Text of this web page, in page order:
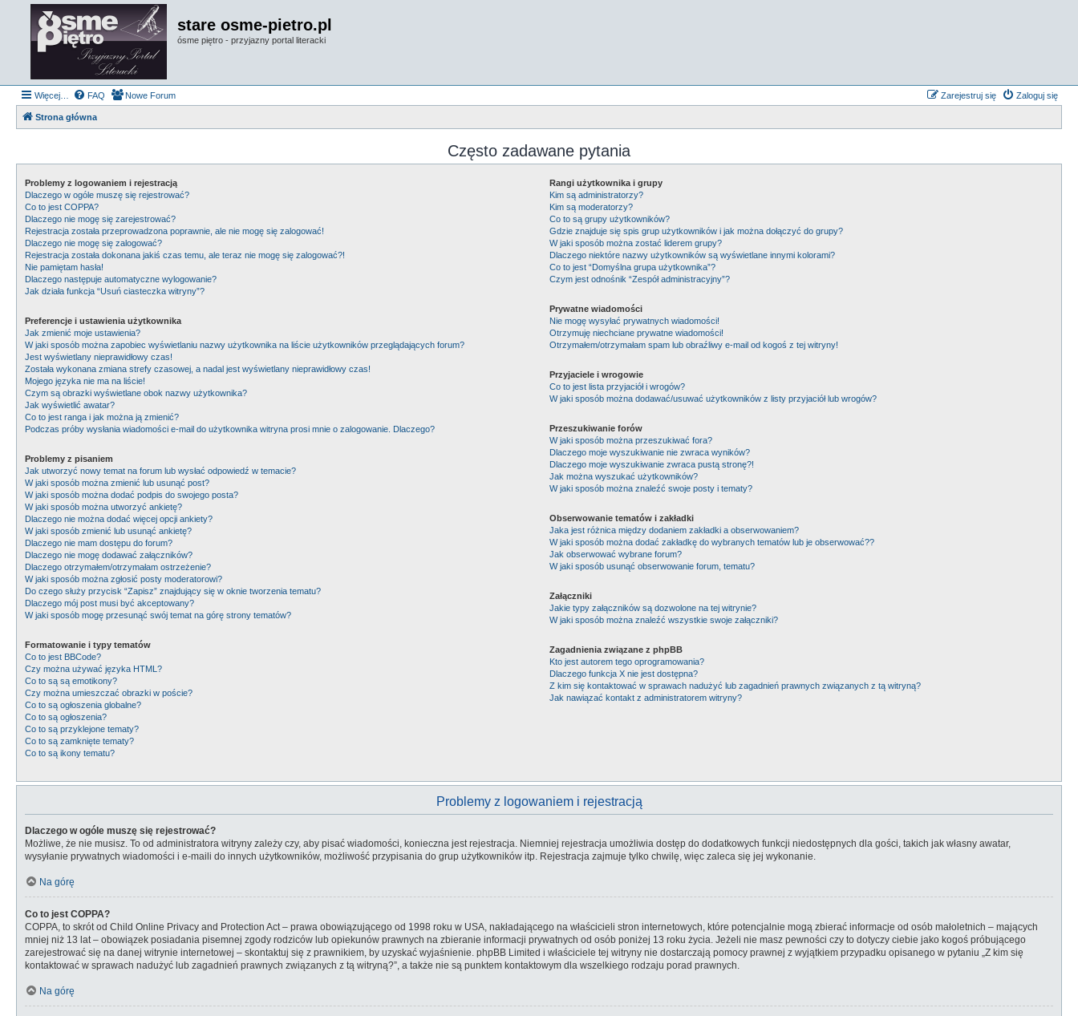
stare osme-pietro.pl
ósme piętro - przyjazny portal literacki
Więcej… FAQ Zaloguj się
Zarejestruj się
Nowe Forum
Strona główna
Często zadawane pytania
Problemy z logowaniem i rejestracją
Dlaczego w ogóle muszę się rejestrować?
Co to jest COPPA?
Dlaczego nie mogę się zarejestrować?
Rejestracja została przeprowadzona poprawnie, ale nie mogę się zalogować!
Dlaczego nie mogę się zalogować?
Rejestracja została dokonana jakiś czas temu, ale teraz nie mogę się zalogować?!
Nie pamiętam hasła!
Dlaczego następuje automatyczne wylogowanie?
Jak działa funkcja “Usuń ciasteczka witryny”?
Preferencje i ustawienia użytkownika
Jak zmienić moje ustawienia?
W jaki sposób można zapobiec wyświetlaniu nazwy użytkownika na liście użytkowników przeglądających forum?
Jest wyświetlany nieprawidłowy czas!
Została wykonana zmiana strefy czasowej, a nadal jest wyświetlany nieprawidłowy czas!
Mojego języka nie ma na liście!
Czym są obrazki wyświetlane obok nazwy użytkownika?
Jak wyświetlić awatar?
Co to jest ranga i jak można ją zmienić?
Podczas próby wysłania wiadomości e-mail do użytkownika witryna prosi mnie o zalogowanie. Dlaczego?
Problemy z pisaniem
Jak utworzyć nowy temat na forum lub wysłać odpowiedź w temacie?
W jaki sposób można zmienić lub usunąć post?
W jaki sposób można dodać podpis do swojego posta?
W jaki sposób można utworzyć ankietę?
Dlaczego nie można dodać więcej opcji ankiety?
W jaki sposób zmienić lub usunąć ankietę?
Dlaczego nie mam dostępu do forum?
Dlaczego nie mogę dodawać załączników?
Dlaczego otrzymałem/otrzymałam ostrzeżenie?
W jaki sposób można zgłosić posty moderatorowi?
Do czego służy przycisk “Zapisz” znajdujący się w oknie tworzenia tematu?
Dlaczego mój post musi być akceptowany?
W jaki sposób mogę przesunąć swój temat na górę strony tematów?
Formatowanie i typy tematów
Co to jest BBCode?
Czy można używać języka HTML?
Co to są są emotikony?
Czy można umieszczać obrazki w poście?
Co to są ogłoszenia globalne?
Co to są ogłoszenia?
Co to są przyklejone tematy?
Co to są zamknięte tematy?
Co to są ikony tematu?
Rangi użytkownika i grupy
Kim są administratorzy?
Kim są moderatorzy?
Co to są grupy użytkowników?
Gdzie znajduje się spis grup użytkowników i jak można dołączyć do grupy?
W jaki sposób można zostać liderem grupy?
Dlaczego niektóre nazwy użytkowników są wyświetlane innymi kolorami?
Co to jest “Domyślna grupa użytkownika”?
Czym jest odnośnik “Zespół administracyjny”?
Prywatne wiadomości
Nie mogę wysyłać prywatnych wiadomości!
Otrzymuję niechciane prywatne wiadomości!
Otrzymałem/otrzymałam spam lub obraźliwy e-mail od kogoś z tej witryny!
Przyjaciele i wrogowie
Co to jest lista przyjaciół i wrogów?
W jaki sposób można dodawać/usuwać użytkowników z listy przyjaciół lub wrogów?
Przeszukiwanie forów
W jaki sposób można przeszukiwać fora?
Dlaczego moje wyszukiwanie nie zwraca wyników?
Dlaczego moje wyszukiwanie zwraca pustą stronę?!
Jak można wyszukać użytkowników?
W jaki sposób można znaleźć swoje posty i tematy?
Obserwowanie tematów i zakładki
Jaka jest różnica między dodaniem zakładki a obserwowaniem?
W jaki sposób można dodać zakładkę do wybranych tematów lub je obserwować??
Jak obserwować wybrane forum?
W jaki sposób usunąć obserwowanie forum, tematu?
Załączniki
Jakie typy załączników są dozwolone na tej witrynie?
W jaki sposób można znaleźć wszystkie swoje załączniki?
Zagadnienia związane z phpBB
Kto jest autorem tego oprogramowania?
Dlaczego funkcja X nie jest dostępna?
Z kim się kontaktować w sprawach nadużyć lub zagadnień prawnych związanych z tą witryną?
Jak nawiązać kontakt z administratorem witryny?
Problemy z logowaniem i rejestracją
Dlaczego w ogóle muszę się rejestrować?
Możliwe, że nie musisz. To od administratora witryny zależy czy, aby pisać wiadomości, konieczna jest rejestracja. Niemniej rejestracja umożliwia dostęp do dodatkowych funkcji niedostępnych dla gości, takich jak własny awatar,
wysyłanie prywatnych wiadomości i e-maili do innych użytkowników, możliwość przypisania do grup użytkowników itp. Rejestracja zajmuje tylko chwilę, więc zaleca się jej wykonanie.
Na górę
Co to jest COPPA?
COPPA, to skrót od Child Online Privacy and Protection Act – prawa obowiązującego od 1998 roku w USA, nakładającego na właścicieli stron internetowych, które potencjalnie mogą zbierać informacje od osób małoletnich – mających
mniej niż 13 lat – obowiązek posiadania pisemnej zgody rodziców lub opiekunów prawnych na zbieranie informacji prywatnych od osób poniżej 13 roku życia. Jeżeli nie masz pewności czy to dotyczy ciebie jako kogoś próbującego
zarejestrować się na danej witrynie internetowej – skontaktuj się z prawnikiem, by uzyskać wyjaśnienie. phpBB Limited i właściciele tej witryny nie dostarczają pomocy prawnej z wyjątkiem przypadku opisanego w pytaniu „Z kim się
kontaktować w sprawach nadużyć lub zagadnień prawnych związanych z tą witryną?”, a także nie są punktem kontaktowym dla wszelkiego rodzaju porad prawnych.
Na górę